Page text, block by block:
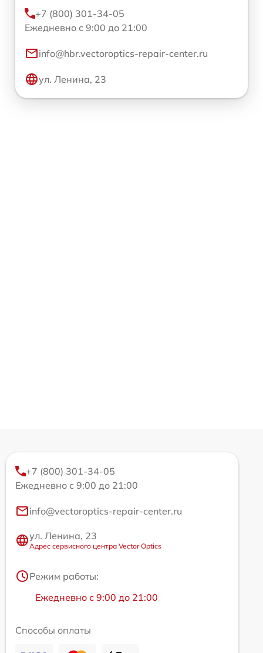
+7 (800) 301-34-05
Ежедневно с 9:00 до 21:00
info@hbr.vectoroptics-repair-center.ru
ул. Ленина, 23
+7 (800) 301-34-05
Ежедневно с 9:00 до 21:00
info@vectoroptics-repair-center.ru
ул. Ленина, 23
Адрес сервисного центра Vector Optics
Режим работы:
Ежедневно с 9:00 до 21:00
Способы оплаты